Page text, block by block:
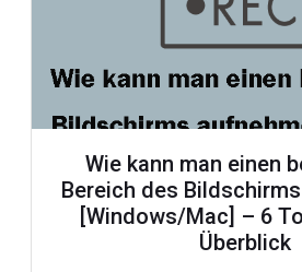
Wie kann man einen
Bereich des
[Windows/Mac] – 6
Überblick